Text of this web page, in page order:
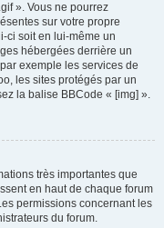
». Vous ne pourrez
sur votre propre
ci soit en lui-même un
hébergées derrière un
exemple les services de
les sites protégés par un
la balise BBCode « [img] ».
très importantes que
en haut de chaque forum
permissions concernant les
du forum.